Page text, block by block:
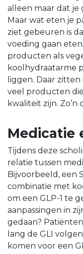
alleen maar dat
Maar wat eten je
ziet gebeuren is
voeding gaan
producten als
koolhydraatarme
liggen. Daar
veel producten
kwaliteit zijn. Zo’n
Medicatie
Tijdens deze
relatie tussen
Bijvoorbeeld, een
combinatie met
om een GLP-1 te
aanpassingen in
gedaan?
lang de GLI
komen voor een